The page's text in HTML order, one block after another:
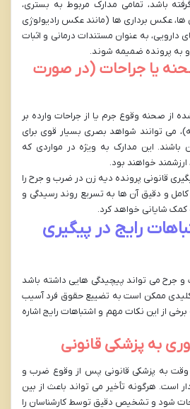
باشد، تمامی مدارک مربوط به بستری،
عکس برداری ها (مانند عکس رادیولوژی
به عنوان مستندات درمانی و اثبات
به پرونده ضمیمه شوند.
یا جراحات (در صورت
از صحنه وقوع جرم یا از جراحات وارده بر
می توانند شواهد بصری بسیار قوی برای
این مدارک به ویژه در مواردی که
خواهند بود.
قانونی پرونده دیه زن در ضرب و جرح را
و دقیق آن ها به تسریع روند رسیدگی و
شایانی خواهد کرد.
رایج در پیگیری
جرح می تواند پیچیدگی هایی داشته باشد
ممکن است به تضییع حقوق فرد آسیب
از این نکات مهم و اشتباهات رایج اشاره
به پزشکی قانونی
به پزشکی قانونی پس از وقوع ضرب و
است. هرگونه تأخیر می تواند باعث از بین
شود و تشخیص دقیق توسط کارشناسان را